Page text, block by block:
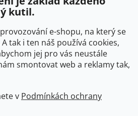
kutil.
e-shopu, na který se
tak i ten náš používá cookies,
jej pro vás neustále
smontovat web a reklamy tak,
v Podmínkách ochrany